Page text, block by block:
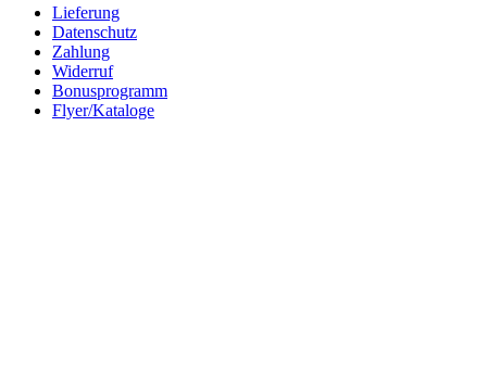
Lieferung
Datenschutz
Zahlung
Widerruf
Bonusprogramm
Flyer/Kataloge